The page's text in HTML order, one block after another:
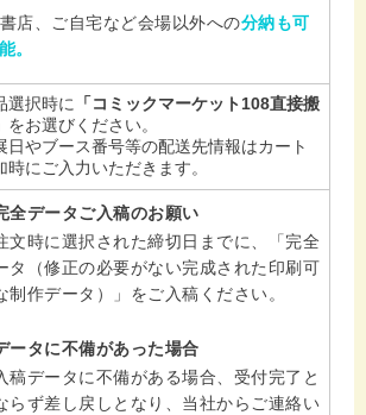
書店、ご自宅など会場以外への分納も可
能。
選択時に
「コミックマーケット108直接搬
をお選びください。
日やブース番号等の配送先情報はカート
時にご入力いただきます。
全データご入稿のお願い
文時に選択された締切日までに、「完全
タ（修正の必要がない完成された印刷可
制作データ）」をご入稿ください。
ータに不備があった場合
稿データに不備がある場合、受付完了と
らず差し戻しとなり、当社からご連絡い